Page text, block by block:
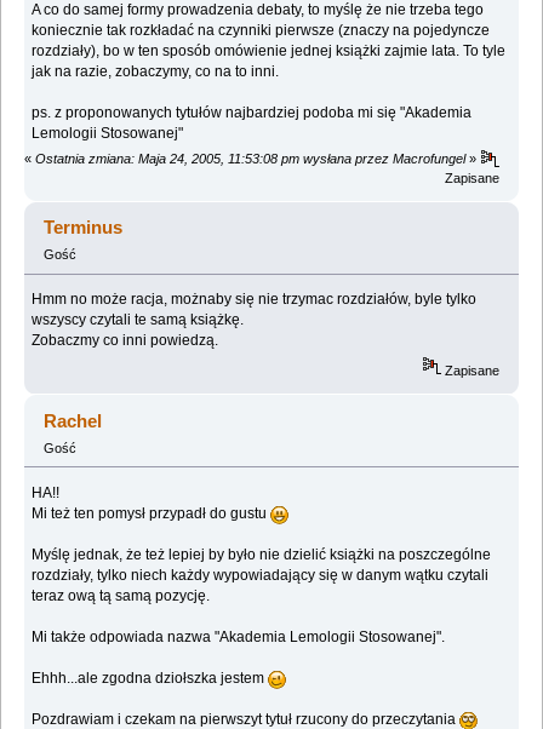
A co do samej formy prowadzenia debaty, to myślę że nie trzeba tego
koniecznie tak rozkładać na czynniki pierwsze (znaczy na pojedyncze
rozdziały), bo w ten sposób omówienie jednej książki zajmie lata. To tyle
jak na razie, zobaczymy, co na to inni.
ps. z proponowanych tytułów najbardziej podoba mi się "Akademia
Lemologii Stosowanej"
« Ostatnia zmiana: Maja 24, 2005, 11:53:08 pm wysłana przez Macrofungel»
Zapisane
Terminus
Gość
Hmm no może racja, możnaby się nie trzymac rozdziałów, byle tylko
wszyscy czytali te samą książkę.
Zobaczmy co inni powiedzą.
Zapisane
Rachel
Gość
HA!!
Mi też ten pomysł przypadł do gustu
Myślę jednak, że też lepiej by było nie dzielić książki na poszczególne
rozdziały, tylko niech każdy wypowiadający się w danym wątku czytali
teraz ową tą samą pozycję.
Mi także odpowiada nazwa "Akademia Lemologii Stosowanej".
Ehhh...ale zgodna dziołszka jestem
Pozdrawiam i czekam na pierwszyt tytuł rzucony do przeczytania